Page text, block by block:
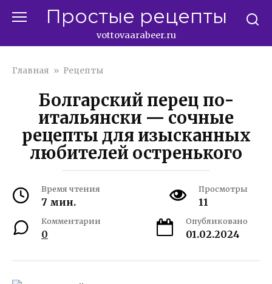
Простые рецепты
vottovaarabeer.ru
Главная » Рецепты
Болгарский перец по-
итальянски — сочные
рецепты для изысканных
любителей остренького
Время чтения
7 мин.
Просмотры
11
Комментарии
0
Опубликовано
01.02.2024